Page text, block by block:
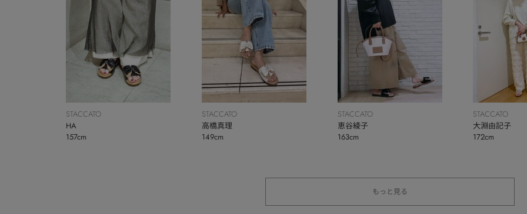
STACCATO
HA
157cm
STACCATO
高橋真理
149cm
STACCATO
恵谷綾子
163cm
STACCATO
大淵由記子
172cm
もっと見る